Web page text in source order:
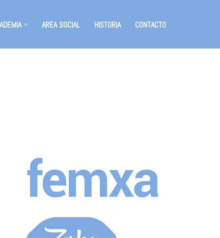
AREA SOCIAL HISTORIA CONTACTO